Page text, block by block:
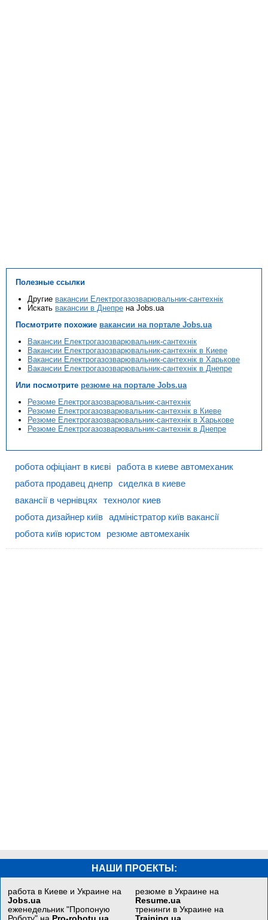
Полезные ссылки
Другие вакансии Електрогазозварювальник-сантехнік
Искать вакансии в Днепре на Jobs.ua
Посмотрите похожие вакансии на портале Jobs.ua
Вакансии Електрогазозварювальник-сантехнік
Вакансии Електрогазозварювальник-сантехнік в Киеве
Вакансии Електрогазозварювальник-сантехнік в Харькове
Вакансии Електрогазозварювальник-сантехнік в Днепре
Или посмотрите резюме на портале Jobs.ua
Резюме Електрогазозварювальник-сантехнік
Резюме Електрогазозварювальник-сантехнік в Киеве
Резюме Електрогазозварювальник-сантехнік в Харькове
Резюме Електрогазозварювальник-сантехнік в Днепре
робота офіціант в києві
работа в киеве автомеханик
работа продавец днепр сиделка в киеве
вакансії в чернівцях
технолог киев
робота дизайнер київ адміністратор київ вакансії
робота київ юристом
резюме автомеханік
НАШИ ПРОЕКТЫ:
работа в Киеве и Украине на
Jobs.ua
еженедельник "Пропоную
резюме в Украине на
Resume.ua
тренинги в Украине на